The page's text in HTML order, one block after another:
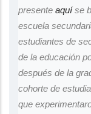
presente aquíse
escuela
estudiantes de
de la educación
después de la
cohorte de
que